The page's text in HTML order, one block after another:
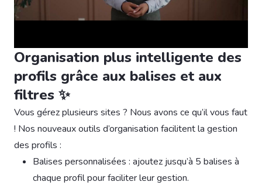
Organisation plus intelligente des
profils grâce aux balises et aux
filtres ✨
Vous gérez plusieurs sites ? Nous avons ce qu’il vous faut
! Nos nouveaux outils d’organisation facilitent la gestion
des profils :
Balises personnalisées : ajoutez jusqu’à 5 balises à
chaque profil pour faciliter leur gestion.